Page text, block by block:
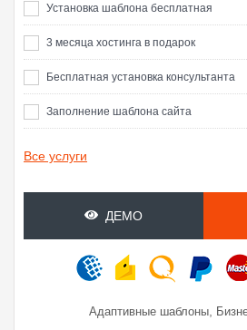
Установка шаблона бесплатная
3 месяца хостинга в подарок
Бесплатная установка консультанта
Заполнение шаблона сайта
Все услуги
ДЕМО
Адаптивные шаблоны